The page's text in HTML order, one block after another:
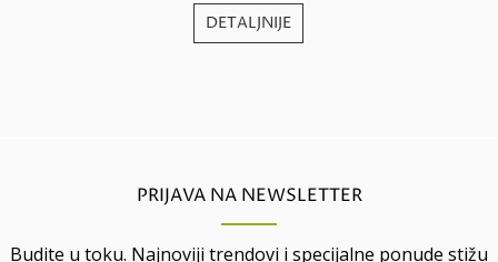
DETALJNIJE
PRIJAVA NA NEWSLETTER
Budite u toku. Najnoviji trendovi i specijalne ponude stižu